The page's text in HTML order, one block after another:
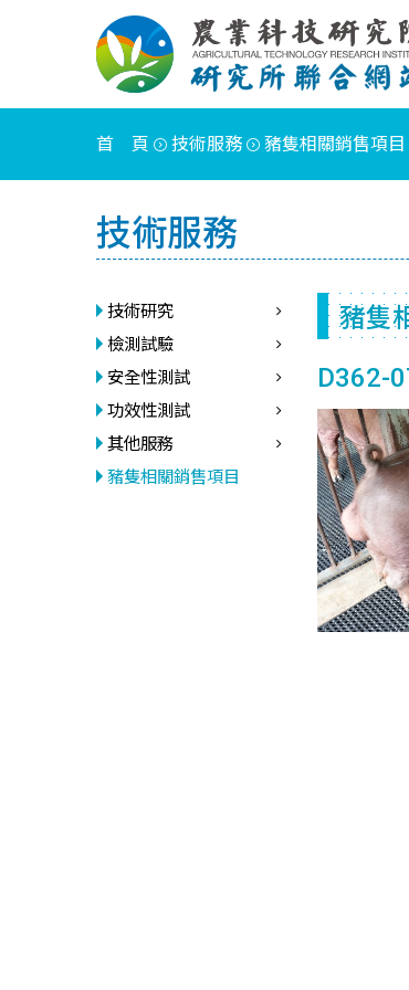
首 頁 技術服務 豬隻相關銷售項目
技術服務
技術研究
檢測試驗
安全性測試
功效性測試
其他服務
豬隻相關銷售項目
豬隻
D362-